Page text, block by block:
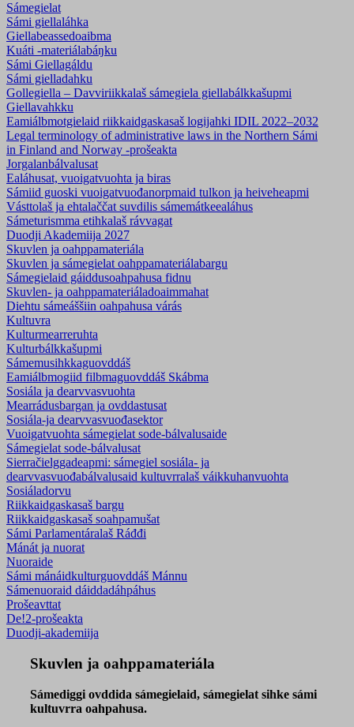
Sámegielat
Sámi giellaláhka
Giellabeassedoaibma
Kuáti -materiálabáŋku
Sámi Giellagáldu
Sámi gielladahku
Gollegiella – Davviriikkalaš sámegiela giellabálkkašupmi
Giellavahkku
Eamiálbmotgielaid riikkaidgaskasaš logijahki IDIL 2022–2032
Legal terminology of administrative laws in the Northern Sámi
in Finland and Norway -prošeakta
Jorgalanbálvalusat
Ealáhusat, vuoigatvuohta ja biras
Sámiid guoski vuoigatvuođanorpmaid tulkon ja heiveheapmi
Vásttolaš ja ehtalaččat suvdilis sámemátkeealáhus
Sámeturismma etihkalaš rávvagat
Duodji Akademiija 2027
Skuvlen ja oahppamateriála
Skuvlen ja sámegielat oahppamateriálabargu
Sámegielaid gáiddusoahpahusa fidnu
Skuvlen- ja oahppamateriála­doaimmahat
Diehtu sámeáššiin oahpahusa várás
Kultuvra
Kulturmearreruhta
Kulturbálkkašupmi
Sámemusihkkaguovddáš
Eamiálbmogiid filbmaguovddáš Skábma
Sosiála ja dearvvasvuohta
Mearrádusbargan ja ovddastusat
Sosiála-ja dearvvasvuođasektor
Vuoigatvuohta sámegielat sode-bálvalusaide
Sámegielat sode-bálvalusat
Sierračielggadeapmi: sámegiel sosiála- ja
dearvvasvuođabálvalusaid kultuvrralaš váikkuhanvuohta
Sosiáladorvu
Riikkaidgaskasaš bargu
Riikkaidgaskasaš soahpamušat
Sámi Parlamentáralaš Ráđđi
Mánát ja nuorat
Nuoraide
Sámi mánáidkulturguovddáš Mánnu
Sámenuoraid dáiddadáhpáhus
Prošeavttat
De!2-prošeakta
Duodji-akademiija
Skuvlen ja oahppamateriála
Sámediggi ovddida sámegielaid, sámegielat sihke sámi
kultuvrra oahpahusa.